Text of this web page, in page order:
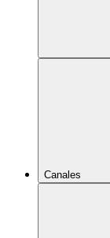
Canales